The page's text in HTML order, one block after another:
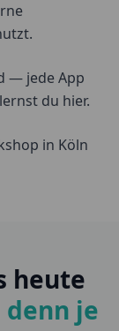
— jede App
du hier.
in Köln
heute
je